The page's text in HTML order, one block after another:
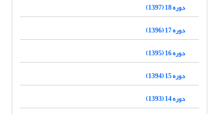
دوره 18 (1397)
دوره 17 (1396)
دوره 16 (1395)
دوره 15 (1394)
دوره 14 (1393)